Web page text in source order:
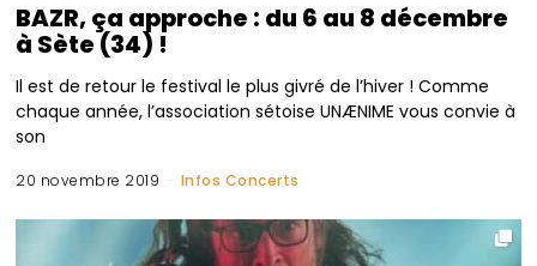
BAZR, ça approche : du 6 au 8 décembre
à Sète (34) !
Il est de retour le festival le plus givré de l’hiver ! Comme
chaque année, l’association sétoise UNÆNIME vous convie à
son
20 novembre 2019 Infos Concerts